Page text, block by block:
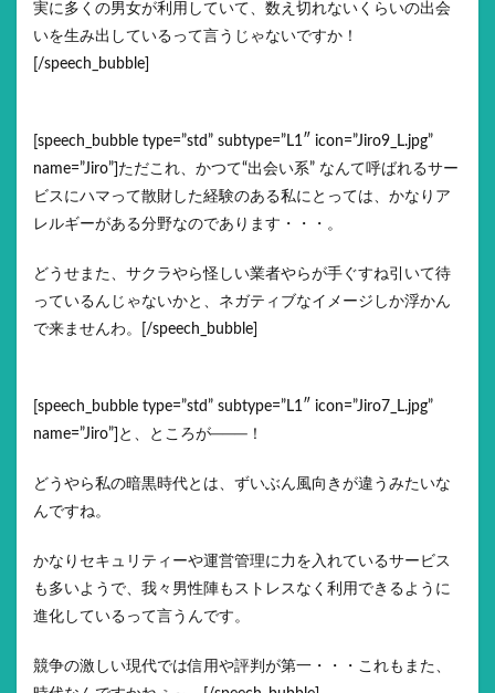
実に多くの男女が利用していて、数え切れないくらいの出会
いを生み出しているって言うじゃないですか！
[/speech_bubble]
[speech_bubble type=”std” subtype=”L1″ icon=”Jiro9_L.jpg”
name=”Jiro”]ただこれ、かつて“出会い系” なんて呼ばれるサー
ビスにハマって散財した経験のある私にとっては、かなりア
レルギーがある分野なのであります・・・。
どうせまた、サクラやら怪しい業者やらが手ぐすね引いて待
っているんじゃないかと、ネガティブなイメージしか浮かん
で来ませんわ。[/speech_bubble]
[speech_bubble type=”std” subtype=”L1″ icon=”Jiro7_L.jpg”
name=”Jiro”]と、ところが───！
どうやら私の暗黒時代とは、ずいぶん風向きが違うみたいな
んですね。
かなりセキュリティーや運営管理に力を入れているサービス
も多いようで、我々男性陣もストレスなく利用できるように
進化しているって言うんです。
競争の激しい現代では信用や評判が第一・・・これもまた、